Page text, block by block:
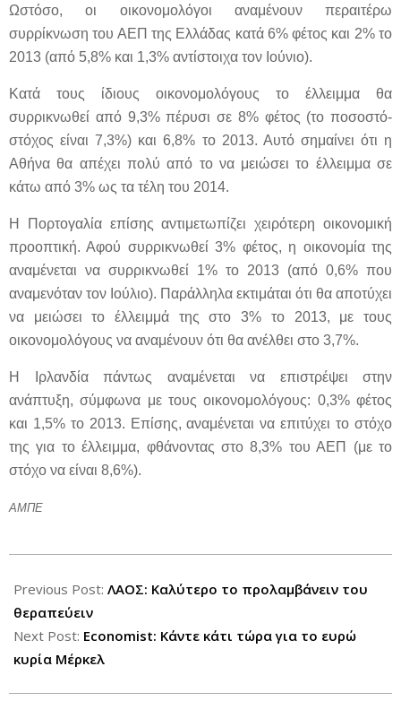
Ωστόσο, οι οικονομολόγοι αναμένουν περαιτέρω
συρρίκνωση του ΑΕΠ της Ελλάδας κατά 6% φέτος και 2% το
2013 (από 5,8% και 1,3% αντίστοιχα τον Ιούνιο).
Κατά τους ίδιους οικονομολόγους το έλλειμμα θα
συρρικνωθεί από 9,3% πέρυσι σε 8% φέτος (το ποσοστό-
στόχος είναι 7,3%) και 6,8% το 2013. Αυτό σημαίνει ότι η
Αθήνα θα απέχει πολύ από το να μειώσει το έλλειμμα σε
κάτω από 3% ως τα τέλη του 2014.
Η Πορτογαλία επίσης αντιμετωπίζει χειρότερη οικονομική
προοπτική. Αφού συρρικνωθεί 3% φέτος, η οικονομία της
αναμένεται να συρρικνωθεί 1% το 2013 (από 0,6% που
αναμενόταν τον Ιούλιο). Παράλληλα εκτιμάται ότι θα αποτύχει
να μειώσει το έλλειμμά της στο 3% το 2013, με τους
οικονομολόγους να αναμένουν ότι θα ανέλθει στο 3,7%.
Η Ιρλανδία πάντως αναμένεται να επιστρέψει στην
ανάπτυξη, σύμφωνα με τους οικονομολόγους: 0,3% φέτος
και 1,5% το 2013. Επίσης, αναμένεται να επιτύχει το στόχο
της για το έλλειμμα, φθάνοντας στο 8,3% του ΑΕΠ (με το
στόχο να είναι 8,6%).
ΑΜΠΕ
08-
09
Previous Post: ΛΑΟΣ: Καλύτερο το προλαμβάνειν του
θεραπεύειν
Next Post: Economist: Κάντε κάτι τώρα για το ευρώ
κυρία Μέρκελ